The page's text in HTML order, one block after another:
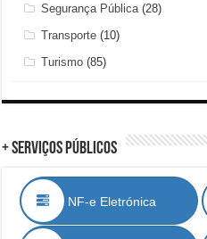
Segurança Pública (28)
Transporte (10)
Turismo (85)
+ Serviços Públicos
NF-e Eletrónica